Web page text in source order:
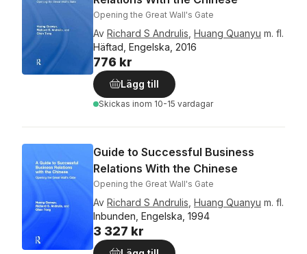
Opening the Great Wall's Gate
Av Richard S Andrulis Huang Quanyu m. fl.
Häftad, Engelska, 2016
776 kr
Lägg till
Skickas inom 10-15 vardagar
Guide to Successful Business
Relations With the Chinese
Opening the Great Wall's Gate
Av Richard S Andrulis Huang Quanyu m. fl.
Inbunden, Engelska, 1994
3 327 kr